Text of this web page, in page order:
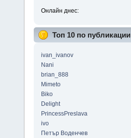
Онлайн днес:
Топ 10 по публикации
ivan_ivanov
Nani
brian_888
Mimeto
Biko
Delight
PrincessPreslava
ivo
Петър Воденчев